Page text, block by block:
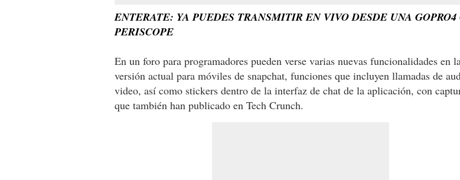
ENTERATE: YA PUEDES TRANSMITIR EN VIVO DESDE UNA GOPRO4
PERISCOPE
En un foro para programadores pueden verse varias nuevas funcionalidades en
versión actual para móviles de snapchat, funciones que incluyen llamadas de
video, así como stickers dentro de la interfaz de chat de la aplicación, con
que también han publicado en Tech Crunch.